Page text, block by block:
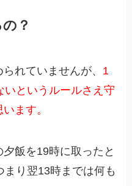
？
れていませんが、 1
いというルールさえ守
ます。
飯を19時に取ったと
まり翌13時までは何も